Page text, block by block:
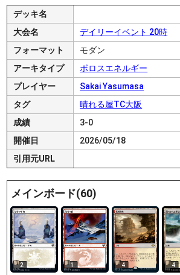
デッキ名
大会名
デイリーイベント 20時
フォーマット
モダン
アーキタイプ
ボロスエネルギー
プレイヤー
Sakai Yasumasa
タグ
晴れる屋TC大阪
成績
3-0
開催日
2026/05/18
引用元URL
メインボード(60)
2 1 4 4